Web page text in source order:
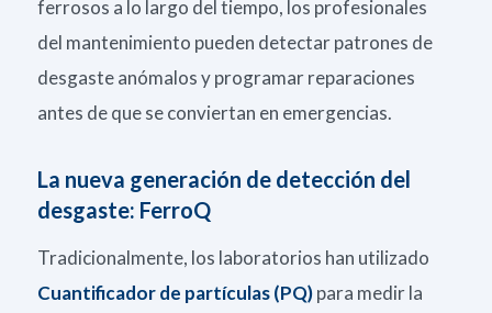
ferrosos a lo largo del tiempo, los profesionales
del mantenimiento pueden detectar patrones de
desgaste anómalos y programar reparaciones
antes de que se conviertan en emergencias.
La nueva generación de detección del
desgaste: FerroQ
Tradicionalmente, los laboratorios han utilizado
Cuantificador de partículas (PQ)para medir la